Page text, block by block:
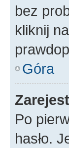
bez
kliknij
Góra
Po
hasło.